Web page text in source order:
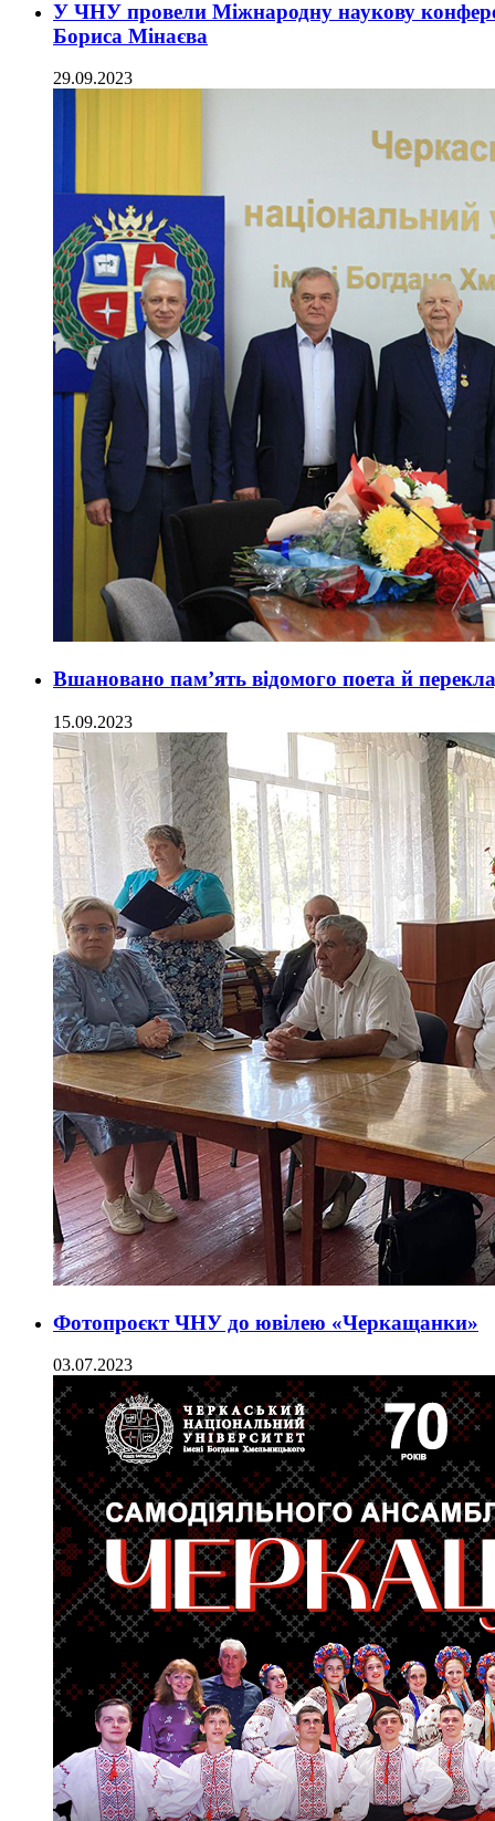
У ЧНУ провели Міжнародну наукову
Бориса Мінаєва
29.09.2023
Вшановано пам’ять відомого поета й
15.09.2023
Фотопроєкт ЧНУ до ювілею «Черкащанки»
03.07.2023